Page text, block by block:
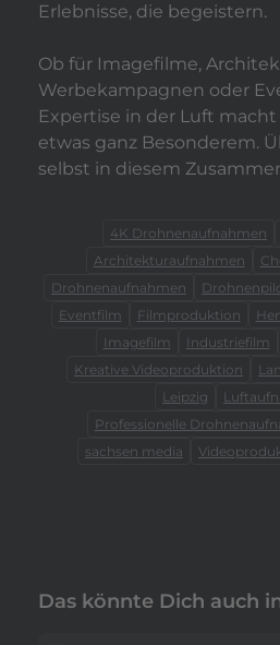
Erlebnisse, die begeistern.
Ob für Imagefilme,
Werbekampagnen oder
Expertise in der Luft
etwas ganz Besonderem.
selbst in diesem
4K Drohnenaufnahmen
Architekturaufnahmen
Drohnenaufnahmen
Eventfilm
Filmproduktion
Imagefilm
Industriefilm
Kreative Videoproduktion
Leipzig
Professionelle
sachsen media
Das könnte Dich auch